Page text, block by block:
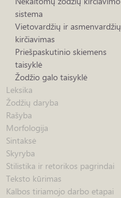
sistema
Vietovardžių ir asmenvardžių
kirčiavimas
Priešpaskutinio skiemens
taisyklė
Žodžio galo taisyklė
Leksika
Žodžių daryba
Rašyba
Morfologija
Sintaksė
Skyryba
Stilistika ir retorikos pagrindai
Teksto kūrimas
Kalbos tiriamojo darbo etapai